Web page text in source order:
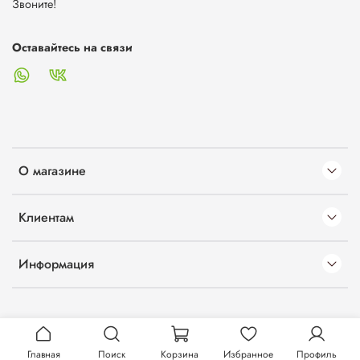
О магазине
Клиентам
Информация
Звоните!
Оставайтесь на связи
Главная Поиск Корзина Избранное Профиль